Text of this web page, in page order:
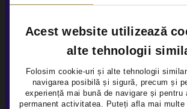
Acest website utilizează
alte tehnologii
Folosim cookie-uri și alte tehnologii
navigarea posibilă și sigură, precum și
experiență mai bună de navigare și pentru
permanent activitatea. Puteți afla mai
DS DS7 1.6L